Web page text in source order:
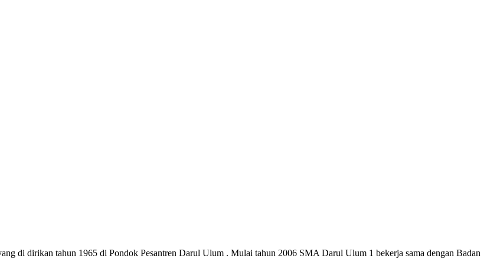
di dirikan tahun 1965 di Pondok Pesantren Darul Ulum . Mulai tahun 2006 SMA Darul Ulum 1 bekerja sama dengan Badan